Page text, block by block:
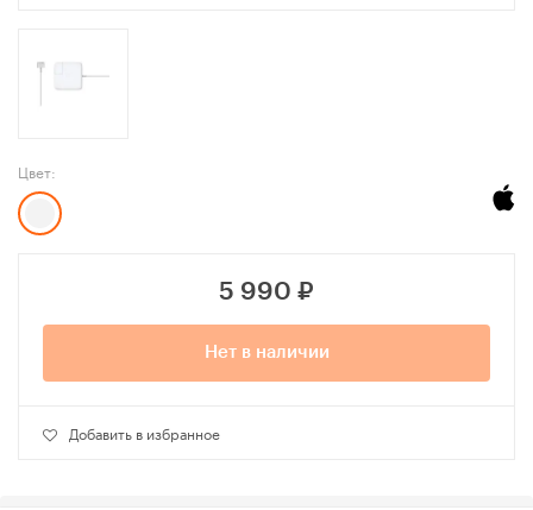
Цвет:
5 990 ₽
Нет в наличии
Добавить в избранное